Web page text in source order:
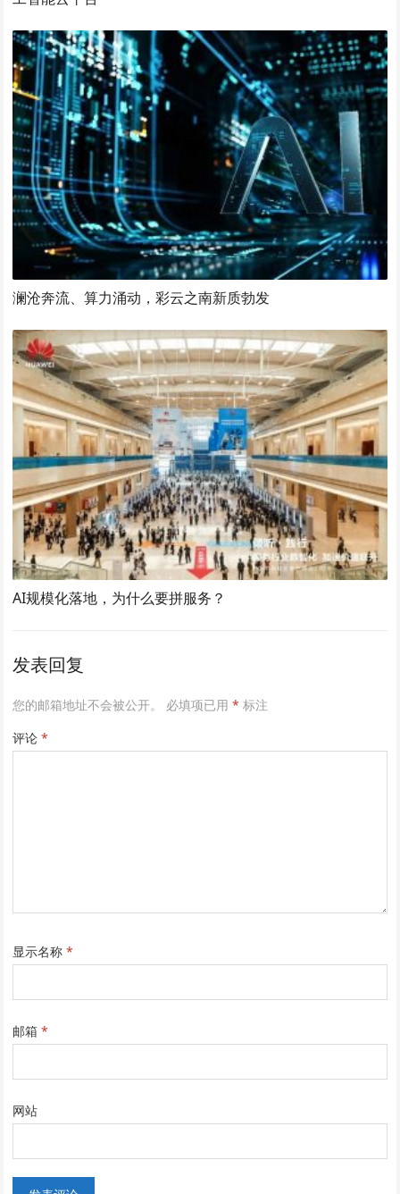
澜沧奔流、算力涌动，彩云之南新质勃发
AI规模化落地，为什么要拼服务？
发表回复
您的邮箱地址不会被公开。 必填项已用* 标注
评论*
显示名称*
邮箱*
网站